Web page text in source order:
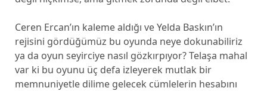
Ceren Ercan’ın kaleme aldığı ve Yelda Baskın’ın
rejisini gördüğümüz bu oyunda neye dokunabiliriz
ya da oyun seyirciye nasıl gözkırpıyor? Telaşa mahal
var ki bu oyunu üç defa izleyerek mutlak bir
memnuniyetle dilime gelecek cümlelerin hesabını